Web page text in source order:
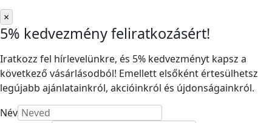
×
5% kedvezmény feliratkozásért!
Iratkozz fel hírlevelünkre, és 5% kedvezményt kapsz a
következő vásárlásodból! Emellett elsőként értesülhetsz
legújabb ajánlatainkról, akcióinkról és újdonságainkról.
Név